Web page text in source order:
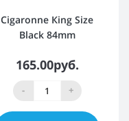
Cigaronne Кing Size
Black 84mm
165.00руб.
- +